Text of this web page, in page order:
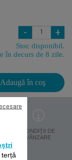
- +
Stoc disponibil.
în decurs de 8 zile.
Adaugă în coş
CONDIŢII DE
VÂNZARE